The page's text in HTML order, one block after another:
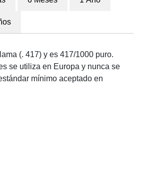
(. 417) y es 417/1000 puro.
se utiliza en Europa y nunca se
mínimo aceptado en